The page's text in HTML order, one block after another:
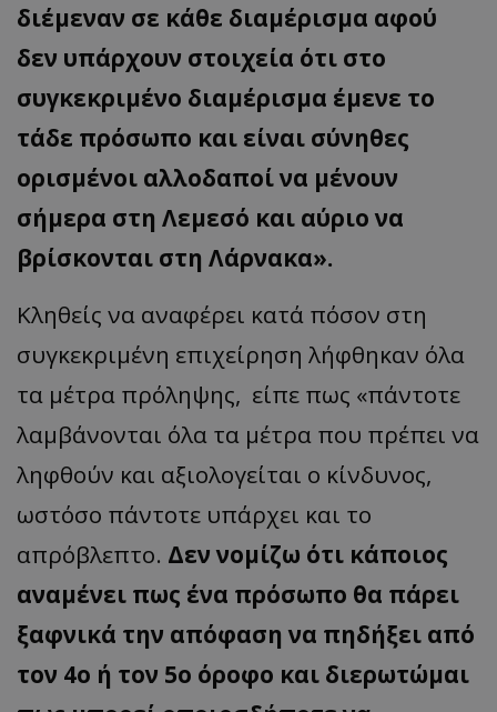
διέμεναν σε κάθε διαμέρισμα αφού
δεν υπάρχουν στοιχεία ότι στο
συγκεκριμένο διαμέρισμα έμενε το
τάδε πρόσωπο και είναι σύνηθες
ορισμένοι αλλοδαποί να μένουν
σήμερα στη Λεμεσό και αύριο να
βρίσκονται στη Λάρνακα».
Κληθείς να αναφέρει κατά πόσον στη
συγκεκριμένη επιχείρηση λήφθηκαν όλα
τα μέτρα πρόληψης, είπε πως «πάντοτε
λαμβάνονται όλα τα μέτρα που πρέπει να
ληφθούν και αξιολογείται ο κίνδυνος,
ωστόσο πάντοτε υπάρχει και το
απρόβλεπτο. Δεν νομίζω ότι κάποιος
αναμένει πως ένα πρόσωπο θα πάρει
ξαφνικά την απόφαση να πηδήξει από
τον 4ο ή τον 5ο όροφο και διερωτώμαι